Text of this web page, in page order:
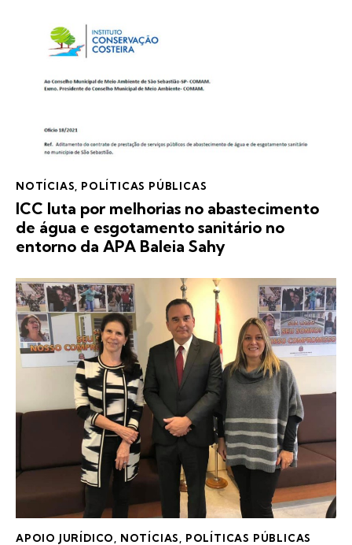
NOTÍCIAS POLÍTICAS PÚBLICAS
ICC luta por melhorias no abastecimento
de água e esgotamento sanitário no
entorno da APA Baleia Sahy
APOIO JURÍDICO NOTÍCIAS POLÍTICAS PÚBLICAS